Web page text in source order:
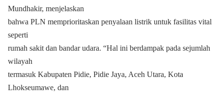
Mundhakir, menjelaskan
bahwa PLN memprioritaskan penyalaan listrik untuk fasilitas vital
seperti
rumah sakit dan bandar udara. “Hal ini berdampak pada sejumlah
wilayah
termasuk Kabupaten Pidie, Pidie Jaya, Aceh Utara, Kota
Lhokseumawe, dan